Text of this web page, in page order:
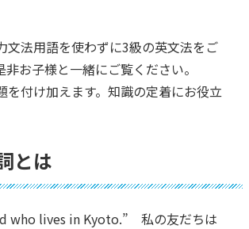
文法用語を使わずに3級の英文法をご
お子様と一緒にご覧ください。
を付け加えます。知識の定着にお役立
とは
who lives in Kyoto.” 私の友だちは